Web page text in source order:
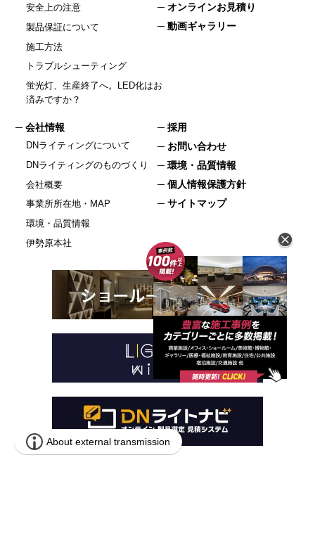
安全上の注意
製品保証について
施工方法
トラブルシューティング
蛍光灯、生産終了へ。LED化はお
済みですか？
オンラインお見積り
動画ギャラリー
会社情報
DNライティングについて
DNライティングのものづくり
会社概要
事業所所在地・MAP
環境・品質情報
伊勢原本社
採用
お問い合わせ
環境・品質情報
個人情報保護方針
サイトマップ